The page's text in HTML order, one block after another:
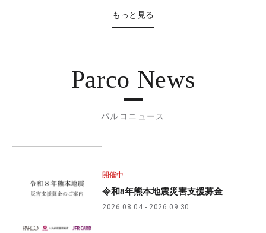
もっと見る
Parco News
パルコニュース
開催中
令和8年熊本地震災害支援募金
2026.08.04 2026.09.30